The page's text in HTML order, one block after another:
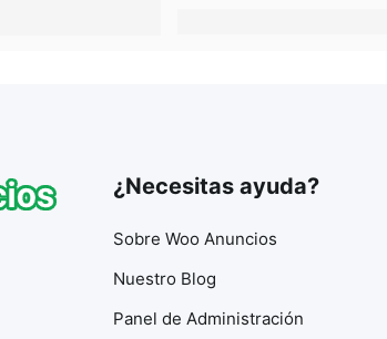
¿Necesitas ayuda?
Sobre Woo Anuncios
Nuestro Blog
Panel de Administración